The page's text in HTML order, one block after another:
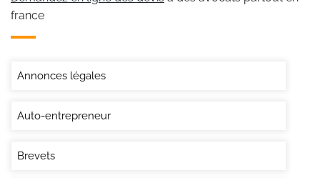
france
Annonces légales
Auto-entrepreneur
Brevets